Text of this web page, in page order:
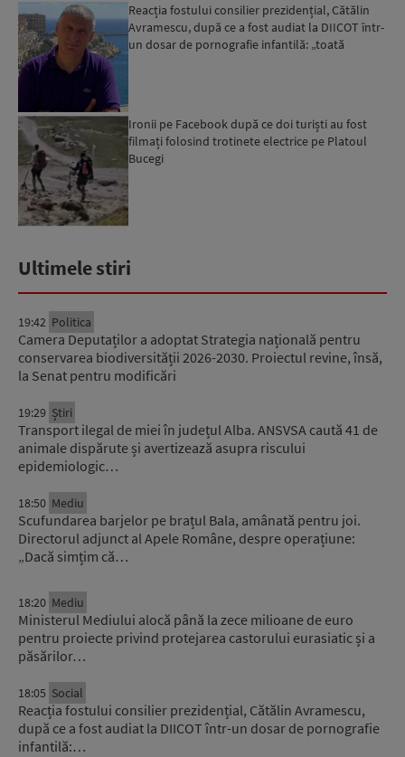
Reacția fostului consilier prezidențial, Cătălin
Avramescu, după ce a fost audiat la DIICOT într-
un dosar de pornografie infantilă: „toată
Ironii pe Facebook după ce doi turiști au fost
filmați folosind trotinete electrice pe Platoul
Bucegi
Ultimele stiri
19:42 Politica
Camera Deputaților a adoptat Strategia națională pentru
conservarea biodiversității 2026-2030. Proiectul revine, însă,
la Senat pentru modificări
19:29 Știri
Transport ilegal de miei în județul Alba. ANSVSA caută 41 de
animale dispărute și avertizează asupra riscului
epidemiologic…
18:50 Mediu
Scufundarea barjelor pe brațul Bala, amânată pentru joi.
Directorul adjunct al Apele Române, despre operațiune:
„Dacă simțim că…
18:20 Mediu
Ministerul Mediului alocă până la zece milioane de euro
pentru proiecte privind protejarea castorului eurasiatic și a
păsărilor…
18:05 Social
Reacția fostului consilier prezidențial, Cătălin Avramescu,
după ce a fost audiat la DIICOT într-un dosar de pornografie
infantilă:…